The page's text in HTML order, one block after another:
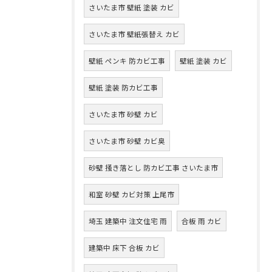
さいたま市 壁紙 塗装 カビ
さいたま市 壁紙張替え カビ
壁紙 ペンキ 防カビ工事 壁紙 塗装 カビ
壁紙 塗装 防カビ工事
さいたま市 砂壁 カビ
さいたま市 砂壁 カビ臭
砂壁 掻き落とし 防カビ工事 さいたま市
和室 砂壁 カビ対策 上尾市
埼玉 建築中 注文住宅 雨 合板 雨 カビ
建築中 床下 合板 カビ